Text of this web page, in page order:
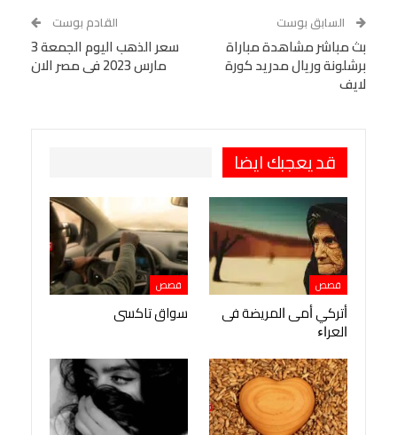
Tumblr
البريد الإلكتروني
StumbleUpon
VK
Digg
LINE
BlackBerry
Viber
السابق بوست
بث مباشر مشاهدة مباراة
برشلونة وريال مدريد كورة
لايف
القادم بوست
سعر الذهب اليوم الجمعة 3
مارس 2023 فى مصر الان
قد يعجبك ايضا
قصص
ﺃﺗﺮﻛﻲ ﺃﻣﻰ ﺍﻟﻤﺮﻳﻀﺔ ﻓﻰ
ﺍﻟﻌﺮﺍﺀ
قصص
سواق تاكسى